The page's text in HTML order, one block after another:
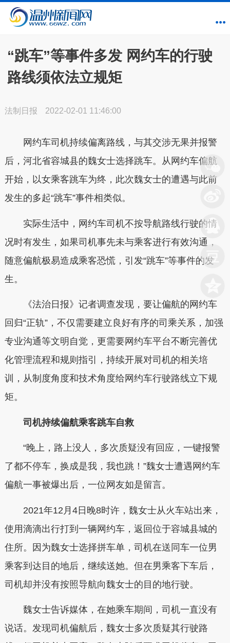
“跳车”等事件多发 网约车的行驶
路线须依法立规矩
法制日报 2022-02-01 11:46:00
网约车司机持续偏离路线，与其交涉无果并报警
后，河北省容城县的魏女士选择跳车。从网约车偏航
开始，以女乘客跳车为终，此次魏女士的遭遇与此前
发生的多起“跳车”事件相类似。
实际生活中，网约车司机不按导航路线行驶的情
况时有发生，如果司机事先未与乘客进行有效沟通，
随意偏航极易造成乘客恐慌，引发“跳车”等事件的发
生。
《法治日报》记者调查发现，要让偏航的网约车
回归“正轨”，不仅需要建立良好有序的司乘关系，加强
专业沟通等文明自觉，更需要网约车平台不断完善优
化管理流程和规则指引，持续开展对司机的相关培
训，从制度角度和技术角度给网约车行驶路线立下规
矩。
司机持续偏航乘客跳车自救
“晚上，路上没人，多次质疑没有回应，一键报警
了都不停车，换成是我，我也跳！”魏女士遭遇网约车
偏航一事被爆出后，一位网友如是留言。
2021年12月4日晚8时许，魏女士从火车站出来，
使用滴滴出行打到一辆网约车，返回位于容城县城的
住所。因为魏女士选择拼车单，司机在送同车一位男
乘客到达目的地后，继续送她。但在男乘客下车后，
司机却并没有按照导航向魏女士的目的地行驶。
魏女士告诉媒体，在她乘车期间，司机一直没有
说话。发现司机偏航后，魏女士多次质疑其行驶路